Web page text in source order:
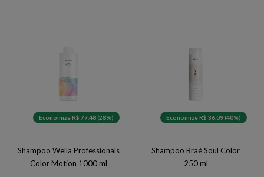
Economize R$ 77,48 (28%)
Shampoo Wella Professionals
Color Motion 1000 ml
Economize R$ 36,09 (40%)
Shampoo Braé Soul Color
250 ml